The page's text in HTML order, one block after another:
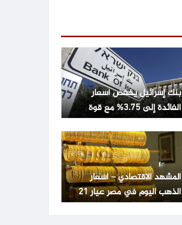
بنك إسرائيل يخفض أسعار
الفائدة إلى 3.75% مع قوة
الشيكل وتراجع التضخم
المشهد الاقتصادي – اسعار
الذهب اليوم في مصر عيار 21
السبت 8 أغسطس 2026..